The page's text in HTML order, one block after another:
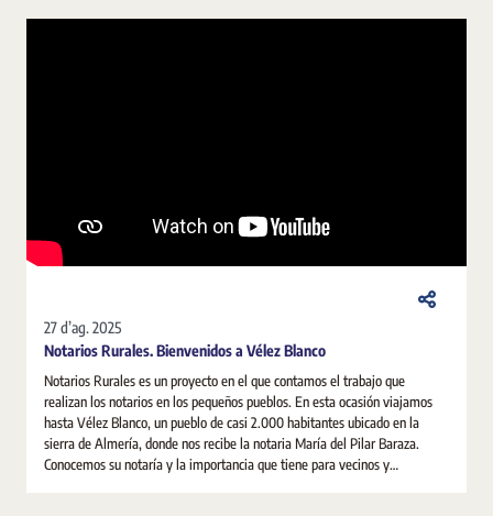
27 d’ag. 2025
Notarios Rurales. Bienvenidos a Vélez Blanco
Notarios Rurales es un proyecto en el que contamos el trabajo que
realizan los notarios en los pequeños pueblos. En esta ocasión viajamos
hasta Vélez Blanco, un pueblo de casi 2.000 habitantes ubicado en la
sierra de Almería, donde nos recibe la notaria María del Pilar Baraza.
Conocemos su notaría y la importancia que tiene para vecinos y